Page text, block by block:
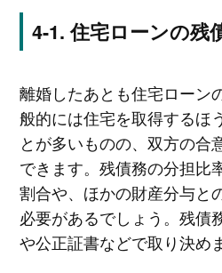
住宅ローンの残
離婚したあとも住宅ローン
般的には住宅を取得するほ
とが多いものの、双方の合
できます。残債務の分担比
割合や、ほかの財産分与と
必要があるでしょう。残債
や公正証書などで取り決め